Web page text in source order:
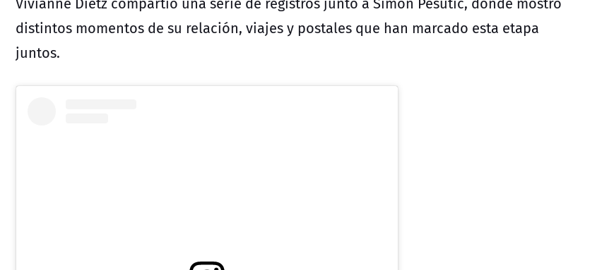
distintos momentos de su relación, viajes y postales que han marcado esta etapa
juntos.